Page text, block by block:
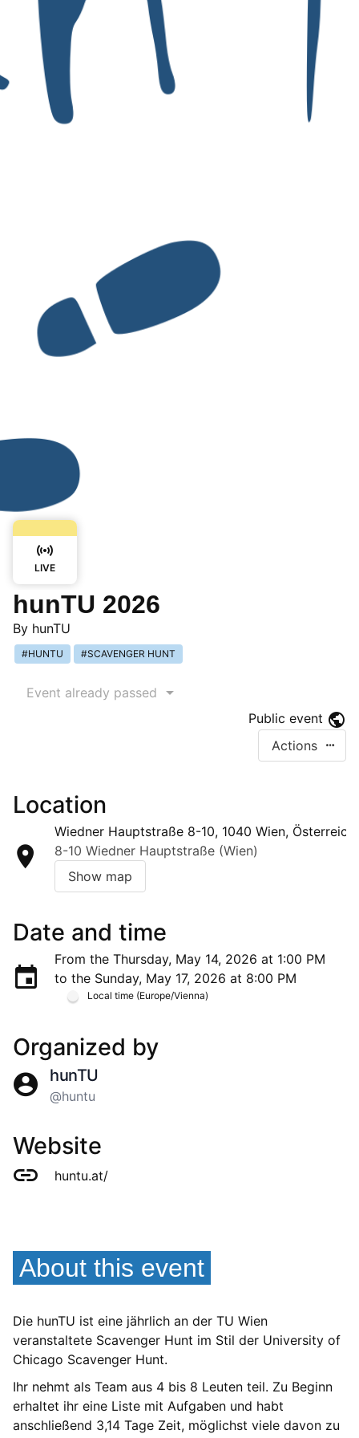
LIVE
hunTU 2026
By hunTU
HUNTU SCAVENGER HUNT
Event already passed
Public event
Actions
Location
Wiedner Hauptstraße 8-10, 1040 Wien, Österreich
8-10 Wiedner Hauptstraße (Wien)
Show map
Date and time
From the Thursday, May 14, 2026 at 1:00 PM
to the Sunday, May 17, 2026 at 8:00 PM
Local time (Europe/Vienna)
Organized by
hunTU
@huntu
Website
huntu.at/
About this event
Die hunTU ist eine jährlich an der TU Wien
veranstaltete Scavenger Hunt im Stil der University of
Chicago Scavenger Hunt.
Ihr nehmt als Team aus 4 bis 8 Leuten teil. Zu Beginn
erhaltet ihr eine Liste mit Aufgaben und habt
anschließend 3,14 Tage Zeit, möglichst viele davon zu